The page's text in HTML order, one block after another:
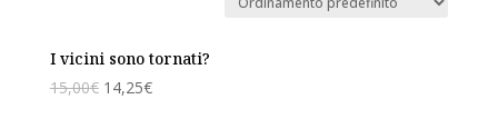
I vicini sono tornati?
15,00€ 14,25€